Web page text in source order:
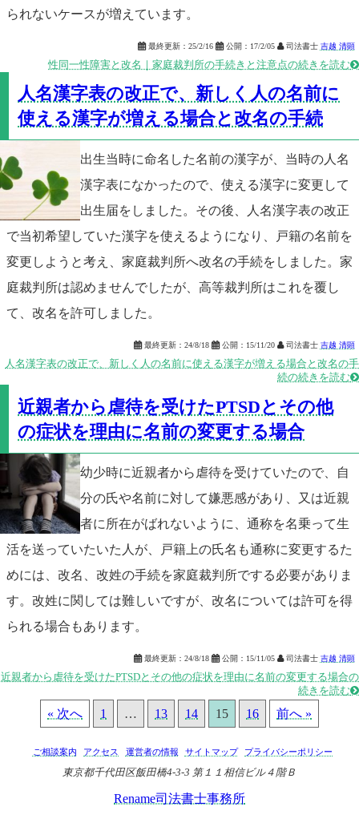
られないケースが増えています。
最終更新： 25/2/16 公開： 17/2/05 司法書士 吉越 清顕
性同一性障害と改名｜家庭裁判所の手続きと注意点の続きを読む
人名漢字表の改正で、新しく人の名前に
使える漢字が増える場合と改名の手続
出生当時に命名した名前の漢字が、当時の人名
漢字表になかったので、使える漢字に変更して
出生届をしました。その後、人名漢字表の改正
で当初希望していた漢字を使えるようになり、戸籍の名前を
変更しようと考え、家庭裁判所へ改名の手続をしました。家
庭裁判所は認めませんでしたが、高等裁判所はこれを覆し
て、改名を許可しました。
最終更新： 24/8/18 公開： 15/11/20 司法書士 吉越 清顕
人名漢字表の改正で、新しく人の名前に使える漢字が増える場合と改名の手
続の続きを読む
近親者から虐待を受けたPTSDとその他
の症状を理由に名前の変更する場合
幼少時に近親者から虐待を受けていたので、自
分の氏や名前に対して嫌悪感があり、又は近親
者に所在がばれないように、通称を名乗って生
活を送っていたいた人が、戸籍上の氏名も通称に変更するた
めには、改名、改姓の手続を家庭裁判所でする必要がありま
す。改姓に関しては難しいですが、改名については許可を得
られる場合もあります。
最終更新： 24/8/18 公開： 15/11/05 司法書士 吉越 清顕
近親者から虐待を受けたPTSDとその他の症状を理由に名前の変更する場合の
続きを読む
« 次へ 1 … 13 14 15 16 前へ »
ご相談案内 アクセス 運営者の情報 サイトマップ プライバシーポリシー
東京都千代田区飯田橋4-3-3 第１１相信ビル４階Ｂ
Rename司法書士事務所